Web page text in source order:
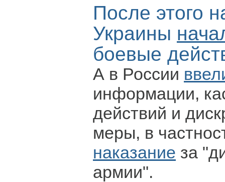
После этого
Украины
боевые
А в России
информации,
действий и
меры, в
наказание за
армии".